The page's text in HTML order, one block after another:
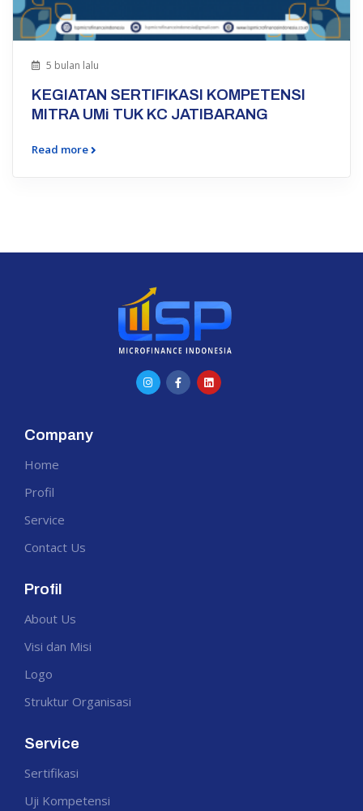
5 bulan lalu
KEGIATAN SERTIFIKASI KOMPETENSI
MITRA UMi TUK KC JATIBARANG
Read more
Company
Home
Profil
Service
Contact Us
Profil
About Us
Visi dan Misi
Logo
Struktur Organisasi
Service
Sertifikasi
Uji Kompetensi